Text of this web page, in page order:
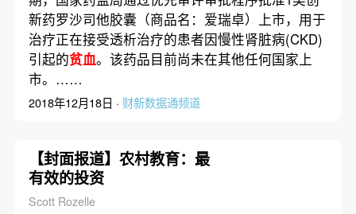
新药罗沙司他胶囊（商品名：爱瑞卓）上市，用于
治疗正在接受透析治疗的患者因慢性肾脏病(CKD)
引起的贫血。该药品目前尚未在其他任何国家上
市。……
2018年12月18日 · 财新数据通频道
【封面报道】农村教育：最
有效的投资
Scott Rozelle